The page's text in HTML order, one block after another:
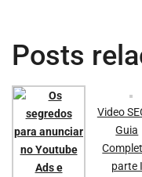
Posts
Video
Guia
parte I